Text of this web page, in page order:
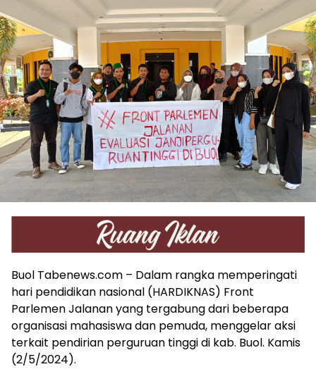
Buol Tabenews.com – Dalam rangka memperingati
hari pendidikan nasional (HARDIKNAS) Front
Parlemen Jalanan yang tergabung dari beberapa
organisasi mahasiswa dan pemuda, menggelar aksi
terkait pendirian perguruan tinggi di kab. Buol. Kamis
(2/5/2024).